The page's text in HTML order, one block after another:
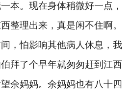
本。现在身体稍微好一点，
整理出来，真是闲不住啊。
，怕影响其他病人休息，我
拜了个早年就匆匆赶到江西
余妈妈。余妈妈也有八十四